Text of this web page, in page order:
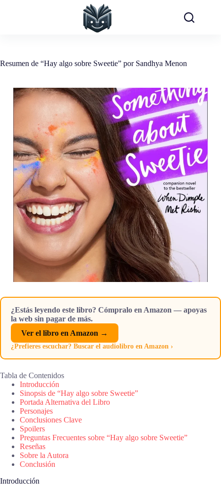
Resumen de “Hay algo sobre Sweetie” por Sandhya Menon
¿Estás leyendo este libro? Cómpralo en Amazon — apoyas
la web sin pagar de más.
Ver el libro en Amazon →
¿Prefieres escuchar? Buscar el audiolibro en Amazon ›
Tabla de Contenidos
Introducción
Sinopsis de “Hay algo sobre Sweetie”
Portada Alternativa del Libro
Personajes
Conclusiones Clave
Spoilers
Preguntas Frecuentes sobre “Hay algo sobre Sweetie”
Reseñas
Sobre la Autora
Conclusión
Introducción